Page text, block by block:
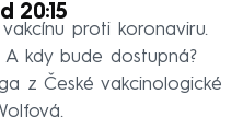
20:15
proti koronaviru.
A kdy bude dostupná?
z České vakcinologické